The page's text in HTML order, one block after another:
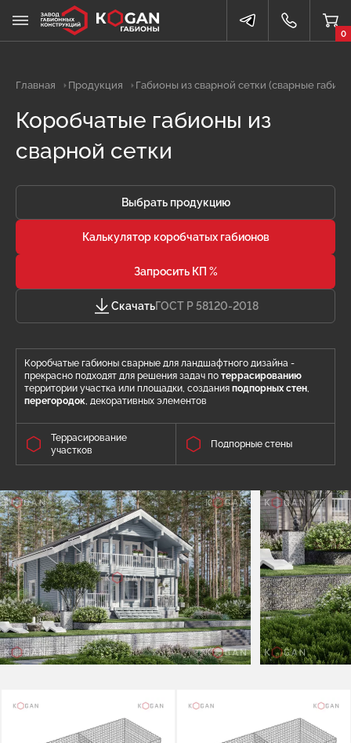
0
Главная Продукция Габионы из сварной сетки (сварные
Коробчатые габионы из
сварной сетки
Выбрать продукцию
Калькулятор коробчатых габионов
Запросить КП %
СкачатьГОСТ Р 58120-2018
Коробчатые габионы сварные для ландшафтного дизайна -
прекрасно подходят для решения задач по террасированию
территории участка или площадки, создания подпорных стен,
перегородок, декоративных элементов
Террасирование
участков
Подпорные стены